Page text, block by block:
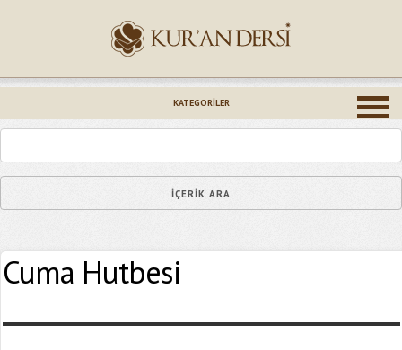
KATEGORILER
Cuma Hutbesi
Epostanız (*)
Yaşadığınız Hatanın Ayrıntıları